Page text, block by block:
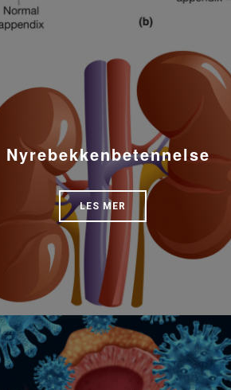
Nyrebekkenbetennelse
LES MER